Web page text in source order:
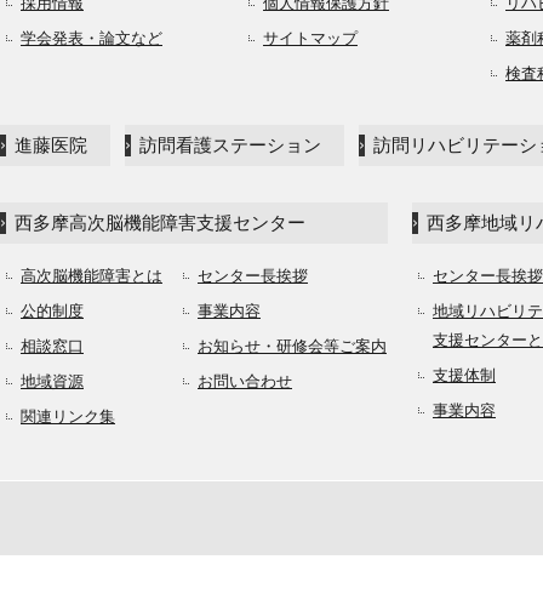
学会発表・論文など
サイトマップ
薬剤
検査
進藤医院 訪問看護ステーション 訪問リハビリテーシ
西多摩高次脳機能障害支援センター
高次脳機能障害とは
公的制度
相談窓口
地域資源
関連リンク集
センター長挨拶
事業内容
お知らせ・研修会等ご案内
お問い合わせ
西多摩地域リ
センター長挨拶
地域リハビリ
支援センター
支援体制
事業内容